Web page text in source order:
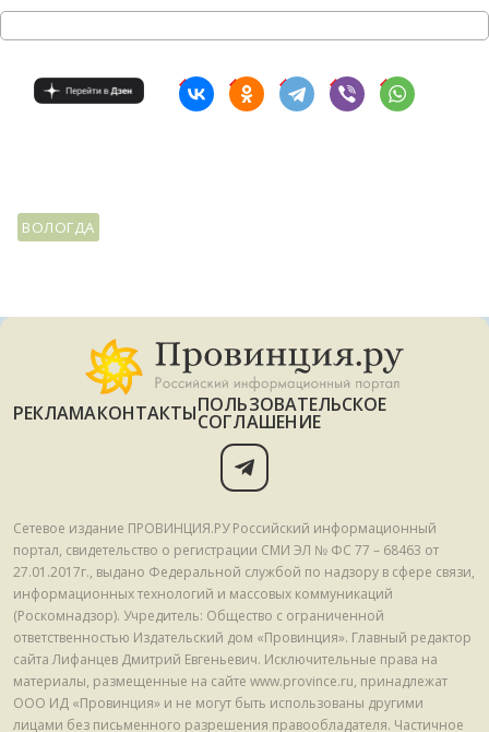
М
У
Х
ВОЛОГДА
РЕКЛАМАКОНТАКТЫПОЛЬЗОВАТЕЛЬСКОЕ
СОГЛАШЕНИЕ
Сетевое издание ПРОВИНЦИЯ.РУ Российский информационный
портал, свидетельство о регистрации СМИ ЭЛ № ФС 77 – 68463 от
27.01.2017г., выдано Федеральной службой по надзору в сфере связи,
информационных технологий и массовых коммуникаций
(Роскомнадзор). Учредитель: Общество с ограниченной
ответственностью Издательский дом «Провинция». Главный редактор
сайта Лифанцев Дмитрий Евгеньевич. Исключительные права на
материалы, размещенные на сайте www.province.ru, принадлежат
ООО ИД «Провинция» и не могут быть использованы другими
лицами без письменного разрешения правообладателя. Частичное